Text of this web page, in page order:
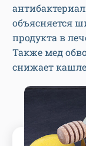
объясняется
продукта в
Также мед
снижает